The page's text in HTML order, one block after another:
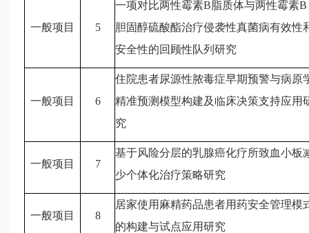
一般项目 5
一项对比两性霉素B脂质体与两性霉素B
胆固醇硫酸酯治疗侵袭性真菌病有效性
安全性的回顾性队列研究
一般项目 6
住院患者尿源性脓毒症早期预警与病原
精准预测模型构建及临床决策支持应用
究
一般项目 7
基于风险分层的乳腺癌化疗所致血小板
少个体化治疗策略研究
一般项目 8
居家使用麻精药品患者用药安全管理模
的构建与试点应用研究